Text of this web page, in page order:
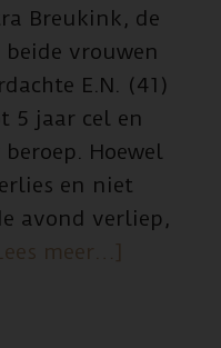
Breukink, de
vrouwen
E.N. (41)
5 jaar cel en
Hoewel
en niet
avond verliep,
meer…]